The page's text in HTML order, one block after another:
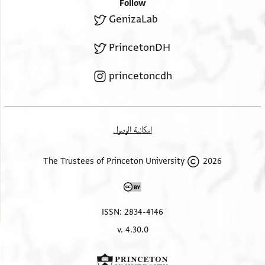
Follow
GenizaLab
PrincetonDH
princetoncdh
إمكانية الوصول
2026 The Trustees of Princeton University
ISSN: 2834-4146
v. 4.30.0